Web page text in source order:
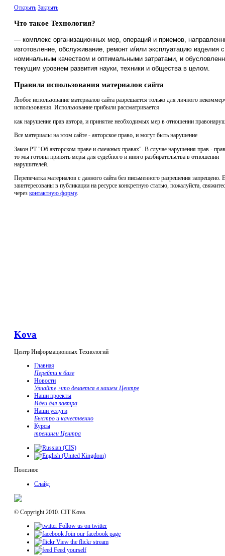
Открыть Закрыть
Что такое Технология?
— комплекс организационных мер, операций и приемов,
изготовление, обслуживание, ремонт и/или эксплуатацию изделия с
номинальным качеством и оптимальными затратами, и
текущим уровнем развития науки, техники и общества в целом.
Правила использования материалов сайта
Любое использование материалов сайта разрешается только для личного
использования. Использование прибыли рассматривается
как нарушение прав автора, и принятие необходимых мер в отношении
Все материалы на этом сайте - авторское право, и могут быть нарушение
Закон РТ "Об авторском праве и смежных правах". В случае нарушения прав -
то мы готовы принять меры для судебного и иного разбирательства в отношении
нарушителей.
Перепечатка материалов с данного сайта без письменного разрешения запрещено.
заинтересованы в публикации на ресурсе конкретную статью, пожалуйста,
через контактную форму.
Kova
Центр Информационных Технологий
Главная
Перейти к базе
Новости
Узнайте, что делается в нашем Центре
Наши проекты
Идеи для завтра
Наши услуги
Быстро и качественно
Курсы
тренинги Центра
Полезное
Слайд
© Copyright 2010. CIT Kova.
Follow us on twitter
Join our facebook page
View the flickr stream
Feed yourself